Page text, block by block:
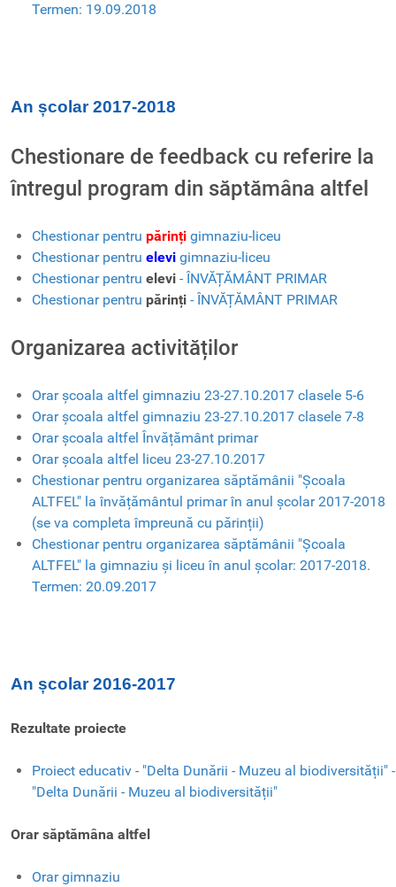
Termen: 19.09.2018
An școlar 2017-2018
Chestionare de feedback cu referire la
întregul program din săptămâna altfel
Chestionar pentru părinți gimnaziu-liceu
Chestionar pentru elevi gimnaziu-liceu
Chestionar pentru elevi - ÎNVĂȚĂMÂNT PRIMAR
Chestionar pentru părinți - ÎNVĂȚĂMÂNT PRIMAR
Organizarea activităților
Orar școala altfel gimnaziu 23-27.10.2017 clasele 5-6
Orar școala altfel gimnaziu 23-27.10.2017 clasele 7-8
Orar școala altfel Învățământ primar
Orar școala altfel liceu 23-27.10.2017
Chestionar pentru organizarea săptămânii "Școala
ALTFEL" la învățământul primar în anul școlar 2017-2018
(se va completa împreună cu părinții)
Chestionar pentru organizarea săptămânii "Școala
ALTFEL" la gimnaziu și liceu în anul școlar: 2017-2018.
Termen: 20.09.2017
An școlar 2016-2017
Rezultate proiecte
Proiect educativ - "Delta Dunării - Muzeu al biodiversității" -
"Delta Dunării - Muzeu al biodiversității"
Orar săptămâna altfel
Orar gimnaziu